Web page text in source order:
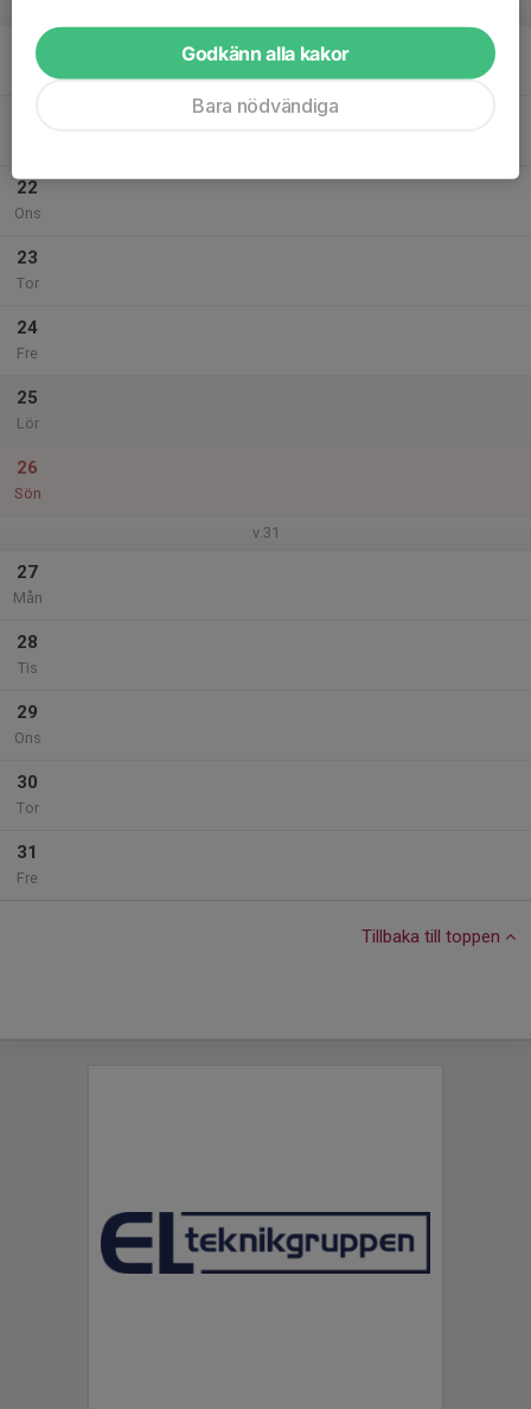
20
Mån
22
Ons
23
Tor
24
Fre
25
Lör
26
Sön
v.31
27
Mån
28
Tis
29
Ons
30
Tor
31
Fre
Tillbaka till toppen
Godkänn alla kakor
Bara nödvändiga